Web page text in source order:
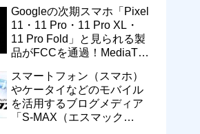
Googleの次期スマホ「Pixel
11・11 Pro・11 Pro XL・
11 Pro Fold」と見られる製
品がFCCを通過！MediaTek
スマートフォン（スマホ）
やケータイなどのモバイル
を活用するブログメディア
「S-MAX（エスマック